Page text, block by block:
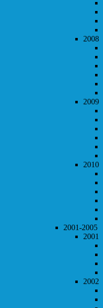
2008
2009
2010
2001-2005
2001
2002